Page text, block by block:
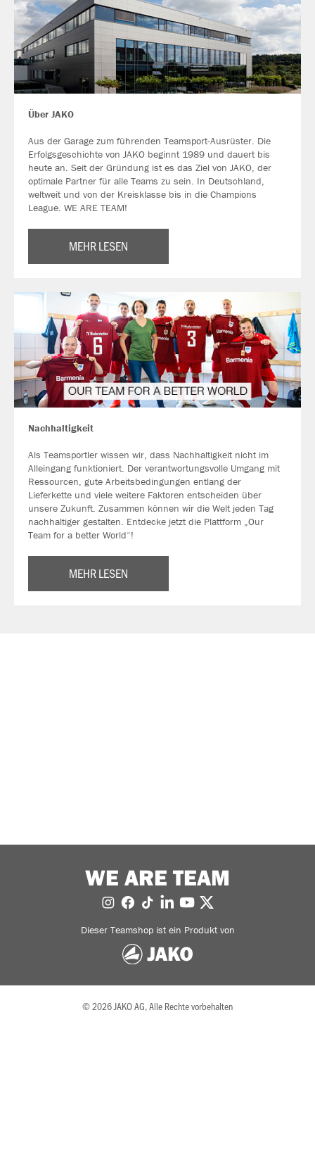
Über JAKO
Aus der Garage zum führenden Teamsport-Ausrüster. Die
Erfolgsgeschichte von JAKO beginnt 1989 und dauert bis
heute an. Seit der Gründung ist es das Ziel von JAKO, der
optimale Partner für alle Teams zu sein. In Deutschland,
weltweit und von der Kreisklasse bis in die Champions
League. WE ARE TEAM!
MEHR LESEN
Nachhaltigkeit
Als Teamsportler wissen wir, dass Nachhaltigkeit nicht im
Alleingang funktioniert. Der verantwortungsvolle Umgang mit
Ressourcen, gute Arbeitsbedingungen entlang der
Lieferkette und viele weitere Faktoren entscheiden über
unsere Zukunft. Zusammen können wir die Welt jeden Tag
nachhaltiger gestalten. Entdecke jetzt die Plattform „Our
Team for a better World“!
MEHR LESEN
WE ARE TEAM
Dieser Teamshop ist ein Produkt von
© 2026 JAKO AG, Alle Rechte vorbehalten